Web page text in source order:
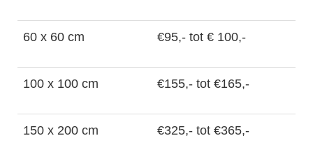
60 x 60 cm €95,- tot € 100,-
100 x 100 cm €155,- tot €165,-
150 x 200 cm €325,- tot €365,-